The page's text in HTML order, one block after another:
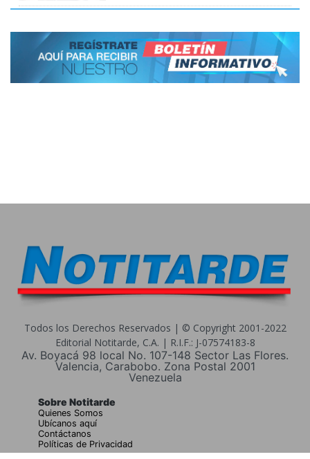
Todos los Derechos Reservados | © Copyright 2001-2022
Editorial Notitarde, C.A. | R.I.F.: J-07574183-8
Av. Boyacá 98 local No. 107-148 Sector Las Flores.
Valencia, Carabobo. Zona Postal 2001
Venezuela
Sobre Notitarde
Quienes Somos
Ubícanos aquí
Contáctanos
Políticas de Privacidad